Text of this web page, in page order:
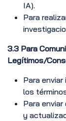
IA).
Para
3.3 Para
Legítimos/
Para
los
Para
y